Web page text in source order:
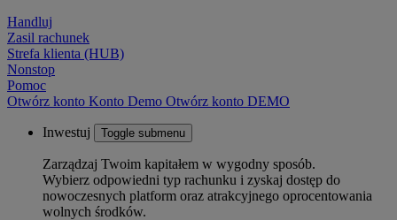
Handluj
Zasil rachunek
Strefa klienta (HUB)
Nonstop
Pomoc
Otwórz konto Konto Demo Otwórz konto DEMO
Inwestuj Toggle submenu
Zarządzaj Twoim kapitałem w wygodny sposób.
Wybierz odpowiedni typ rachunku i zyskaj dostęp do
nowoczesnych platform oraz atrakcyjnego oprocentowania
wolnych środków.